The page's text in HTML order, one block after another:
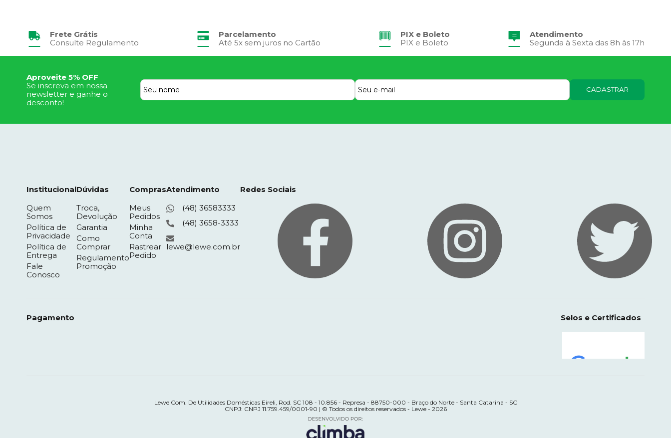
Frete Grátis
Consulte Regulamento
Parcelamento
Até 5x sem juros no Cartão
PIX e Boleto
PIX e Boleto
Atendimento
Segunda à Sexta das 8h às 17h
Aproveite 5% OFF
Se inscreva em nossa
newsletter e ganhe o
desconto!
CADASTRAR
Institucional
Quem
Somos
Política de
Privacidade
Política de
Entrega
Fale
Conosco
Dúvidas
Troca,
Devolução
Garantia
Como
Comprar
Regulamento
Promoção
Compras
Meus
Pedidos
Minha
Conta
Rastrear
Pedido
Atendimento
(48) 36583333
(48) 3658-3333
lewe@lewe.com.br
Redes Sociais
Pagamento Selos e Certificados
Lewe Com. De Utilidades Domésticas Eireli, Rod. SC 108 - 10.856 - Represa - 88750-000 - Braço do Norte - Santa Catarina - SC
CNPJ: CNPJ 11.759.459/0001-90 | © Todos os direitos reservados - Lewe - 2026